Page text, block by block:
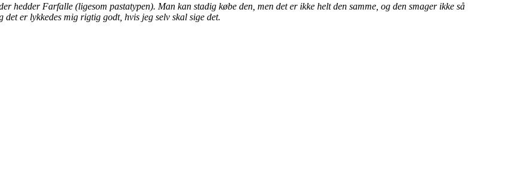
hedder Farfalle (ligesom pastatypen). Man kan stadig købe den, men det er ikke helt den samme, og den smager ikke så
er lykkedes mig rigtig godt, hvis jeg selv skal sige det.